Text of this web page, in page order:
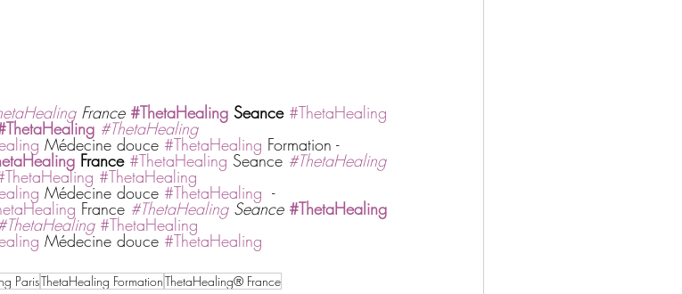
France #ThetaHealing Seance #ThetaHealing
#ThetaHealing
Médecine douce #ThetaHealing Formation -
France #ThetaHealing Seance #ThetaHealing
#ThetaHealing
Médecine douce #ThetaHealing
  -
France #ThetaHealing Seance #ThetaHealing
#ThetaHealing
Médecine douce #ThetaHealing
ParisThetaHealing FormationThetaHealing® France